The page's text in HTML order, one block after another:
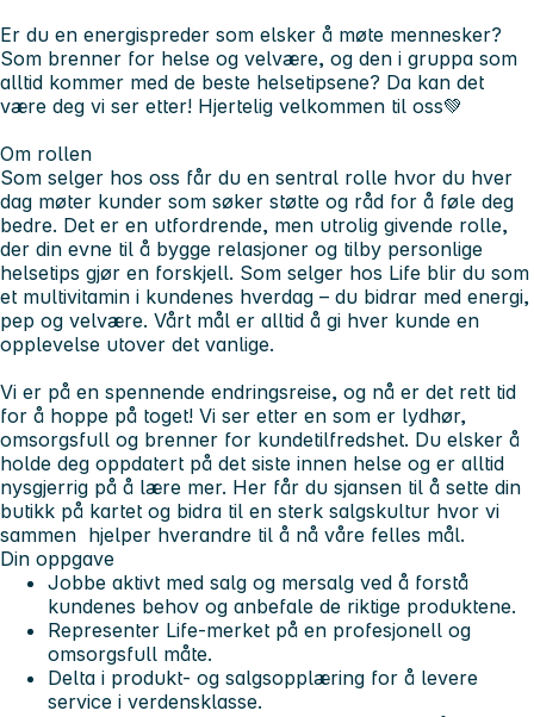
Er du en energispreder som elsker å møte mennesker?
Som brenner for helse og velvære, og den i gruppa som
alltid kommer med de beste helsetipsene? Da kan det
være deg vi ser etter! Hjertelig velkommen til oss💚
Om rollen
Som selger hos oss får du en sentral rolle hvor du hver
dag møter kunder som søker støtte og råd for å føle deg
bedre. Det er en utfordrende, men utrolig givende rolle,
der din evne til å bygge relasjoner og tilby personlige
helsetips gjør en forskjell. Som selger hos Life blir du som
et multivitamin i kundenes hverdag – du bidrar med energi,
pep og velvære. Vårt mål er alltid å gi hver kunde en
opplevelse utover det vanlige.
Vi er på en spennende endringsreise, og nå er det rett tid
for å hoppe på toget! Vi ser etter en som er lydhør,
omsorgsfull og brenner for kundetilfredshet. Du elsker å
holde deg oppdatert på det siste innen helse og er alltid
nysgjerrig på å lære mer. Her får du sjansen til å sette din
butikk på kartet og bidra til en sterk salgskultur hvor vi
sammen hjelper hverandre til å nå våre felles mål.
Din oppgave
Jobbe aktivt med salg og mersalg ved å forstå
kundenes behov og anbefale de riktige produktene.
Representer Life-merket på en profesjonell og
omsorgsfull måte.
Delta i produkt- og salgsopplæring for å levere
service i verdensklasse.